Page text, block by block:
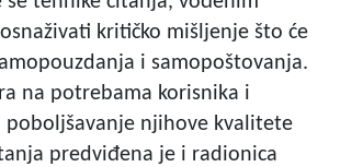
kritičko mišljenje što će
i samopoštovanja.
na potrebama korisnika i
poboljšavanje njihove kvalitete
predviđena je i radionica